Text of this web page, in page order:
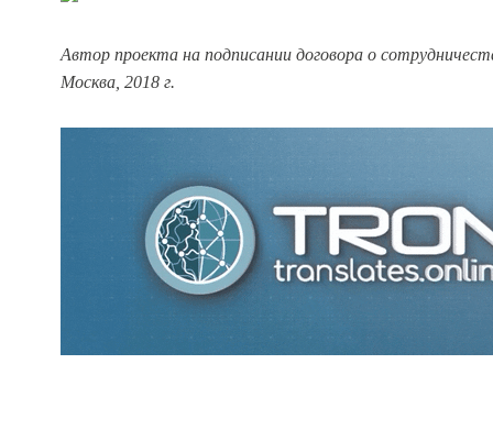
Автор проекта на подписании договора о
Москва, 2018 г.